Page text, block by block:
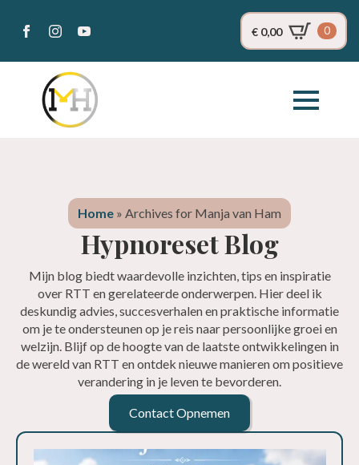
€0,00 0
Home » Archives for Manja van Ham
Hypnoreset Blog
Mijn blog biedt waardevolle inzichten, tips en inspiratie
over RTT en gerelateerde onderwerpen. Hier deel ik
deskundig advies, succesverhalen en praktische informatie
om je te ondersteunen op je reis naar persoonlijke groei en
welzijn. Blijf op de hoogte van de laatste ontwikkelingen in
de wereld van RTT en ontdek nieuwe manieren om positieve
verandering in je leven te bevorderen.
Contact Opnemen